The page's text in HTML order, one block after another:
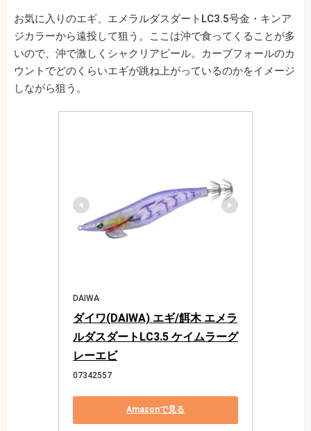
お気に入りのエギ、エメラルダスダートLC3.5号金・キンア
ジカラーから遠投して狙う。ここは沖で食ってくることが多
いので、沖で激しくシャクリアピール。カーブフォールのカ
ウントでどのくらいエギが跳ね上がっているのかをイメージ
しながら狙う。
DAIWA
ダイワ(DAIWA) エギ/餌木 エメラ
ルダスダートLC3.5 ケイムラーグ
レーエビ
07342557
Amazonで見る